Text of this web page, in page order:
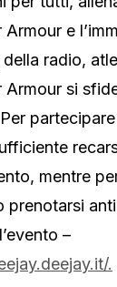
e
radio,
si
mentre
prenotarsi
–
.